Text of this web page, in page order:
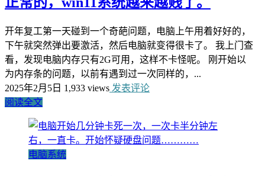
开年复工第一天碰到一个奇葩问题，电脑上午用着好好的，
下午就突然弹出要激活，然后电脑就变得很卡了。 我上门查
看，发现电脑内存只有2G可用，这样不卡怪呢。 刚开始以
为内存条的问题，以前有遇到过一次同样的，...
2025年2月5日 1,933 views 发表评论
阅读全文
电脑系统